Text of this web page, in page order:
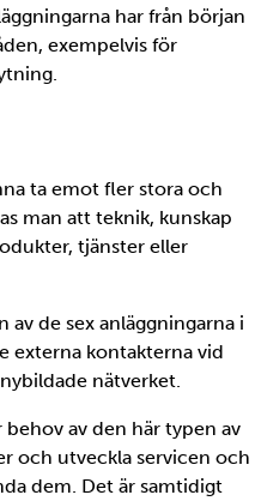
har från början
exempelvis för
ta emot fler stora och
man att teknik, kunskap
tjänster eller
av de sex anläggningarna i
externa kontakterna vid
nätverket.
av den här typen av
och utveckla servicen och
dem. Det är samtidigt